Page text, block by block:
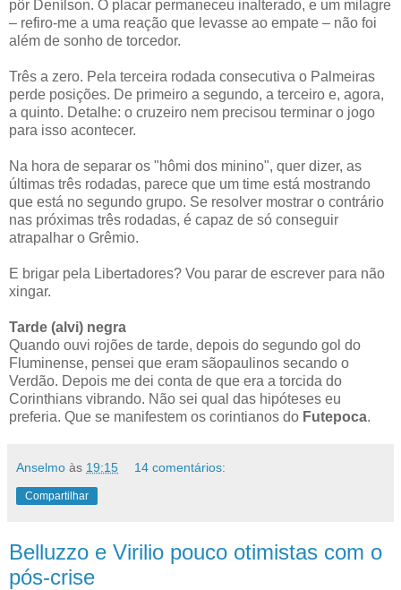
pôr Denílson. O placar permaneceu inalterado, e um milagre
– refiro-me a uma reação que levasse ao empate – não foi
além de sonho de torcedor.
Três a zero. Pela terceira rodada consecutiva o Palmeiras
perde posições. De primeiro a segundo, a terceiro e, agora,
a quinto. Detalhe: o cruzeiro nem precisou terminar o jogo
para isso acontecer.
Na hora de separar os "hômi dos minino", quer dizer, as
últimas três rodadas, parece que um time está mostrando
que está no segundo grupo. Se resolver mostrar o contrário
nas próximas três rodadas, é capaz de só conseguir
atrapalhar o Grêmio.
E brigar pela Libertadores? Vou parar de escrever para não
xingar.
Tarde (alvi) negra
Quando ouvi rojões de tarde, depois do segundo gol do
Fluminense, pensei que eram sãopaulinos secando o
Verdão. Depois me dei conta de que era a torcida do
Corinthians vibrando. Não sei qual das hipóteses eu
preferia. Que se manifestem os corintianos do Futepoca.
Anselmo às 19:15 14 comentários:
Compartilhar
Belluzzo e Virilio pouco otimistas com o
pós-crise